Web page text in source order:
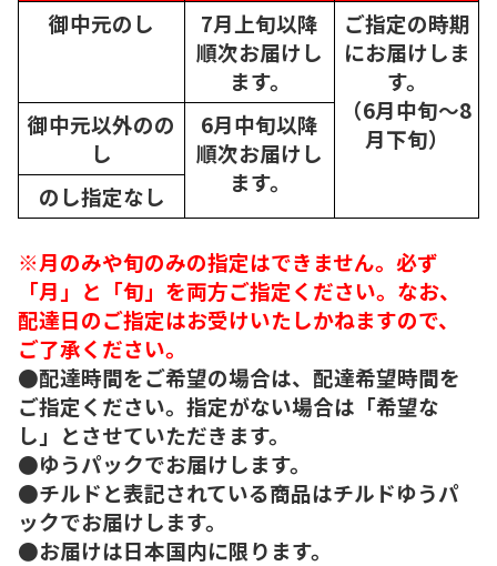
御中元のし
7月上旬以降
順次お届けし
ます。
ご指定の時期
にお届けしま
す。
（6月中旬～8
月下旬）
御中元以外のの
し
6月中旬以降
順次お届けし
ます。
のし指定なし
※月のみや旬のみの指定はできません。必ず
「月」と「旬」を両方ご指定ください。なお、
配達日のご指定はお受けいたしかねますので、
ご了承ください。
●配達時間をご希望の場合は、配達希望時間を
ご指定ください。指定がない場合は「希望な
し」とさせていただきます。
●ゆうパックでお届けします。
●チルドと表記されている商品はチルドゆうパ
ックでお届けします。
●お届けは日本国内に限ります。